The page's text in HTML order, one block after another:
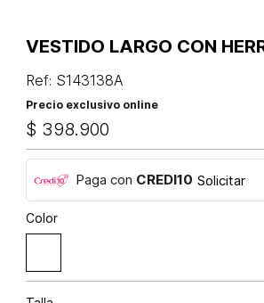
VESTIDO LARGO CON
Ref: S143138A
Precio exclusivo online
$ 398.900
Paga con CREDI10 Solicitar
Color